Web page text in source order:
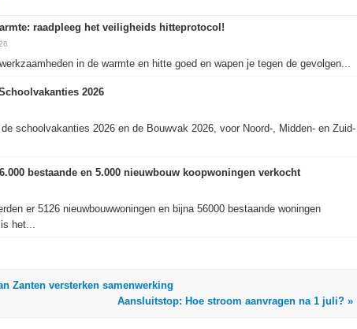
raadpleeg het veiligheids hitteprotocol!
in de warmte en hitte goed en wapen je tegen de gevolgen...
2026
schoolvakanties 2026 en de Bouwvak 2026, voor Noord-, Midden- en Zuid-
bestaande en 5.000 nieuwbouw koopwoningen verkocht
er 5126 nieuwbouwwoningen en bijna 56000 bestaande woningen
het...
Zanten versterken samenwerking
Aansluitstop: Hoe stroom aanvragen na 1 juli? »